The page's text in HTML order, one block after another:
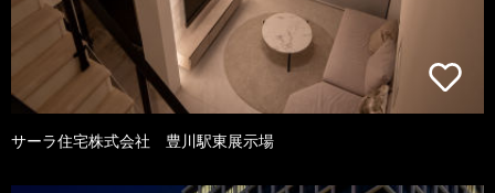
サーラ住宅株式会社 豊川駅東展示場